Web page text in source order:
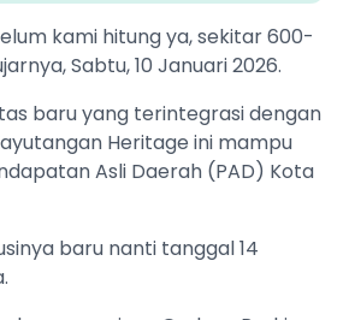
kami hitung ya, sekitar 600-
Sabtu, 10 Januari 2026.
baru yang terintegrasi dengan
Heritage ini mampu
Asli Daerah (PAD) Kota
baru nanti tanggal 14